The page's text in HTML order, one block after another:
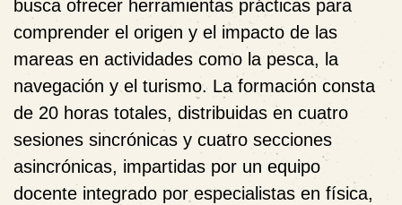
busca ofrecer herramientas prácticas para
comprender el origen y el impacto de las
mareas en actividades como la pesca, la
navegación y el turismo. La formación consta
de 20 horas totales, distribuidas en cuatro
sesiones sincrónicas y cuatro secciones
asincrónicas, impartidas por un equipo
docente integrado por especialistas en física,